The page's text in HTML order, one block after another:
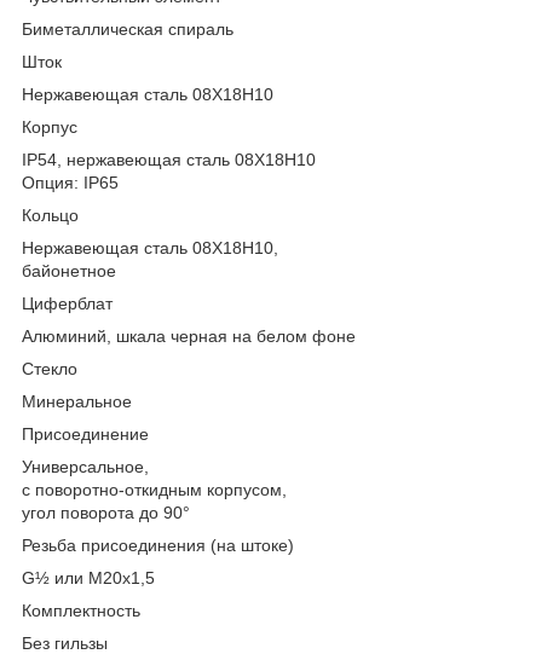
Биметаллическая спираль
Шток
Нержавеющая сталь 08Х18Н10
Корпус
IP54, нержавеющая сталь 08Х18Н10
Опция: IP65
Кольцо
Нержавеющая сталь 08Х18Н10,
байонетное
Циферблат
Алюминий, шкала черная на белом фоне
Стекло
Минеральное
Присоединение
Универсальное,
с поворотно-откидным корпусом,
угол поворота до 90°
Резьба присоединения (на штоке)
G½ или М20х1,5
Комплектность
Без гильзы